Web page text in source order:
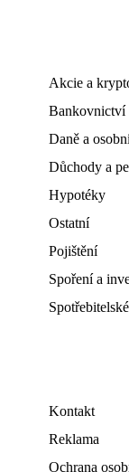
Akcie a
Bankovnictví
Daně a
Důchody a
Hypotéky
Ostatní
Pojištění
Spoření a
Kontakt
Reklama
Ochrana